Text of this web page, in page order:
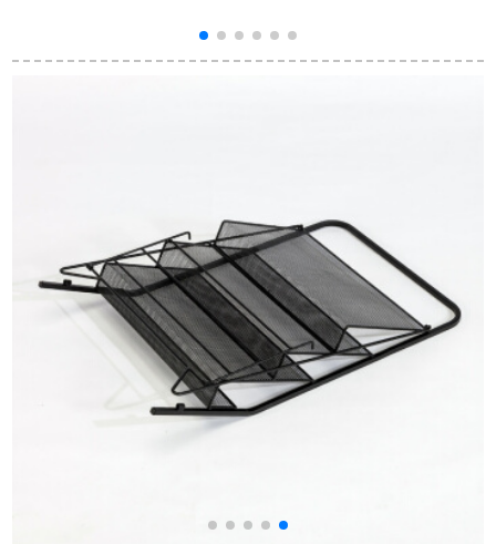
色11089-1
生書棚は簡単で、現
代の木造多層室内収
ステラ3阶长さ1.6 m